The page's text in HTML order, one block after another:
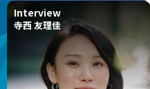
Interview
寺西 友理佳